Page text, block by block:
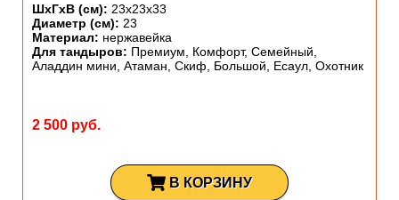
ШхГхВ (см): 23х23х33
Диаметр (см): 23
Материал: нержавейка
Для тандыров: Премиум, Комфорт, Семейный,
Аладдин мини, Атаман, Скиф, Большой, Есаул, Охотник
2 500 руб.
В КОРЗИНУ